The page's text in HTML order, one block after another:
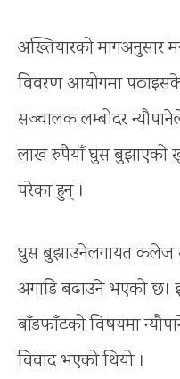
अख्तियारको मागअनुसार
विवरण आयोगमा
सञ्चालक लम्बोदर
लाख रुपैयाँ घुस बुझाएको
परेका हुन् ।
घुस बुझाउनेलगायत कलेज
अगाडि बढाउने भएको छ।
बाँडफाँटको विषयमा
विवाद भएको थियो ।